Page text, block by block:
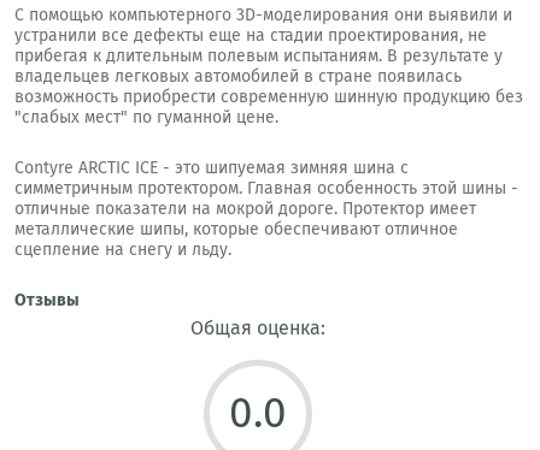
С помощью компьютерного 3D-моделирования они выявили и
устранили все дефекты еще на стадии проектирования, не
прибегая к длительным полевым испытаниям. В результате у
владельцев легковых автомобилей в стране появилась
возможность приобрести современную шинную продукцию без
"слабых мест" по гуманной цене.
Contyre ARCTIC ICE - это шипуемая зимняя шина с
симметричным протектором. Главная особенность этой шины -
отличные показатели на мокрой дороге. Протектор имеет
металлические шипы, которые обеспечивают отличное
сцепление на снегу и льду.
Отзывы
Общая оценка:
0.0